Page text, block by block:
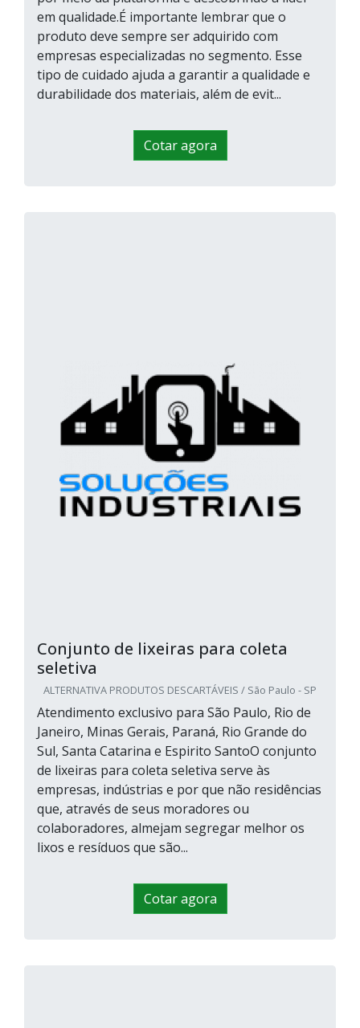
em qualidade.É importante lembrar que o
produto deve sempre ser adquirido com
empresas especializadas no segmento. Esse
tipo de cuidado ajuda a garantir a qualidade e
durabilidade dos materiais, além de evit...
Cotar agora
Conjunto de lixeiras para coleta
seletiva
ALTERNATIVA PRODUTOS DESCARTÁVEIS / São Paulo - SP
Atendimento exclusivo para São Paulo, Rio de
Janeiro, Minas Gerais, Paraná, Rio Grande do
Sul, Santa Catarina e Espirito SantoO conjunto
de lixeiras para coleta seletiva serve às
empresas, indústrias e por que não residências
que, através de seus moradores ou
colaboradores, almejam segregar melhor os
lixos e resíduos que são...
Cotar agora